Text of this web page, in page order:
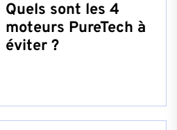
Quels sont les 4
moteurs PureTech à
éviter ?